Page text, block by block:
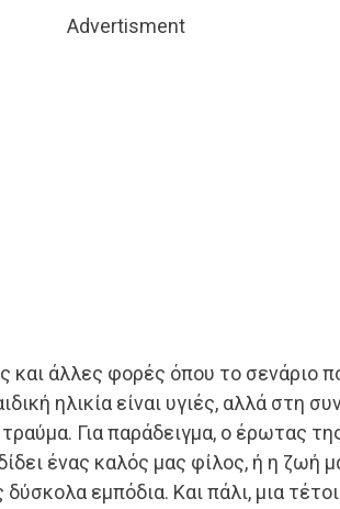
Advertisment
και άλλες φορές όπου το σενάριο
ηλικία είναι υγιές, αλλά στη
τραύμα. Για παράδειγμα, ο έρωτας
ένας καλός μας φίλος, ή η ζωή
εμπόδια. Και πάλι, μια